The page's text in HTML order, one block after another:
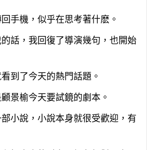
手機，似乎在思考著什麽。
話，我回復了導演幾句，也開始
到了今天的熱門話題。
顧景榆今天要試鏡的劇本。
小說，小說本身就很受歡迎，有